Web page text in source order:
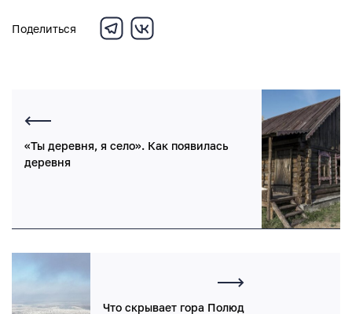
Поделиться
«Ты деревня, я село». Как появилась
деревня
Что скрывает гора Полюд